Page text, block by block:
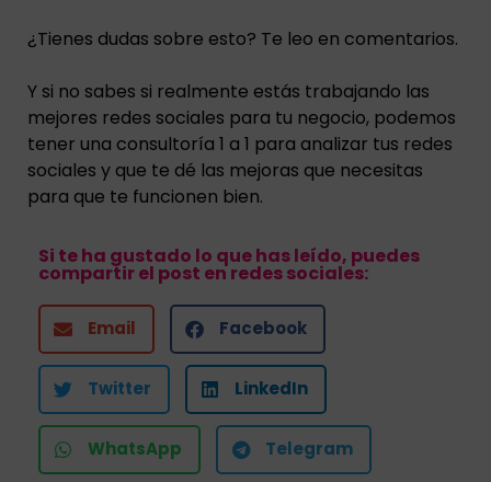
¿Tienes dudas sobre esto? Te leo en comentarios.
Y si no sabes si realmente estás trabajando las
mejores redes sociales para tu negocio, podemos
tener una consultoría 1 a 1 para analizar tus redes
sociales y que te dé las mejoras que necesitas
para que te funcionen bien.
Si te ha gustado lo que has leído, puedes
compartir el post en redes sociales:
Email Facebook
Twitter LinkedIn
WhatsApp Telegram